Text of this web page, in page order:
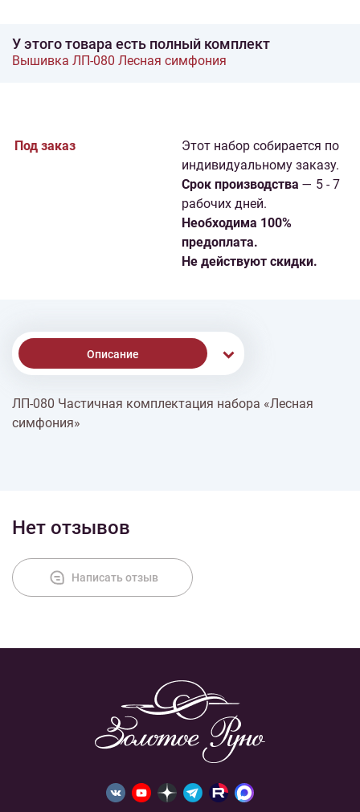
У этого товара есть полный комплект
Вышивка ЛП-080 Лесная симфония
Под заказ
Этот набор собирается по
индивидуальному заказу.
Cрок производства — 5 - 7
рабочих дней.
Необходима 100%
предоплата.
Не действуют скидки.
Описание
Доставка
ЛП-080 Частичная комплектация набора «Лесная
симфония»
Нет отзывов
Написать отзыв